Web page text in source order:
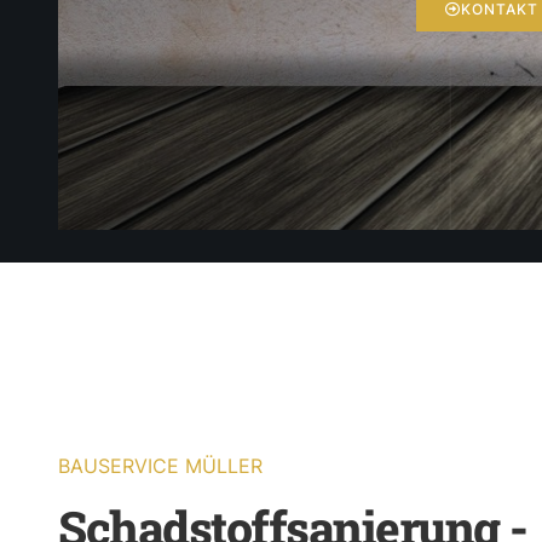
KONTAKT
BAUSERVICE MÜLLER
Schadstoffsanierung -